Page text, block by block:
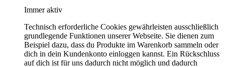
Immer aktiv
Technisch erforderliche Cookies gewährleisten ausschließlich
grundlegende Funktionen unserer Webseite. Sie dienen zum
Beispiel dazu, dass du Produkte im Warenkorb sammeln oder
dich in dein Kundenkonto einloggen kannst. Ein Rückschluss
auf dich ist für uns dadurch nicht möglich und dadurch